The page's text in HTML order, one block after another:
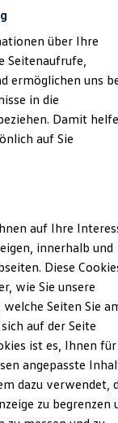
die Göthling -
18:00 Uhr
über Ihre
Seitenaufrufe,
ermöglichen uns
in die
Damit
auf Sie
auf Ihre
innerhalb und
Diese
wie Sie unsere
Seiten Sie
auf der Seite
ist es, Ihnen für
angepasste
dazu verwendet,
zu begrenzen